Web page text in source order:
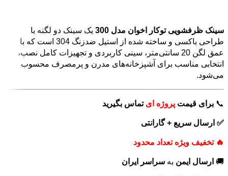
سینک ظرفشویی توکار اخوان مدل 300
یک سینک دو لگنه با
طراحی باکسی و ساخته شده از استیل ضدزنگ 304 است که با
عمق لگن 20 سانتی‌متر، سینی کاربردی و تجهیزات کامل نصب،
انتخابی مناسب برای آشپزخانه‌های مدرن و پرمصرف محسوب
می‌شود.
📞 برای قیمت پروژه ای تماس بگیرید
✅ ارسال سریع + گارانتی
🔥 تخفیف ویژه تعداد محدود
🚚 ارسال ایمن به سراسر ایران